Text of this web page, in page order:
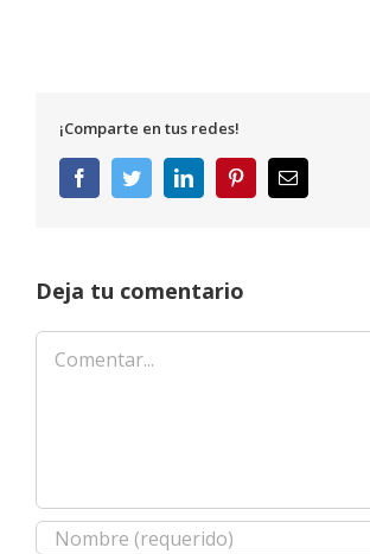
¡Comparte en tus redes!
FacebookTwitterLinkedInPinterestCorreo
electrónico
Deja tu comentario
Comentar